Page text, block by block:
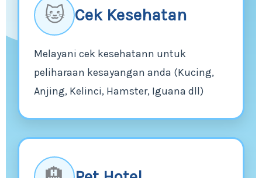
🐱 Cek Kesehatan
Melayani cek kesehatann untuk
peliharaan kesayangan anda (Kucing,
Anjing, Kelinci, Hamster, Iguana dll)